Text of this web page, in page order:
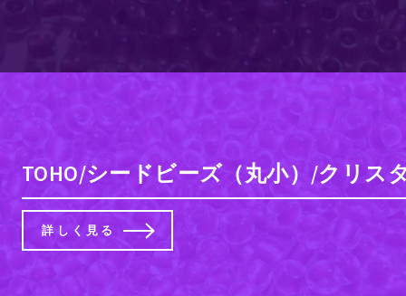
TOHO/シードビーズ（丸小）/クリス
詳しく見る